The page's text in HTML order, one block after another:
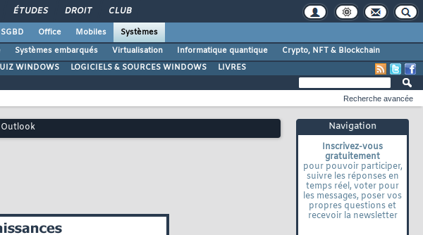
ÉTUDES DROIT CLUB
SGBD Office Mobiles
Systèmes
Systèmes embarqués Virtualisation Informatique quantique
Crypto, NFT & Blockchain
WINDOWS LOGICIELS & SOURCES WINDOWS LIVRES
Navigation
Inscrivez-vous
gratuitement
pour pouvoir participer,
suivre les réponses en
temps réel, voter pour
les messages, poser vos
propres questions et
recevoir la newsletter
Recherche avancée
Outlook